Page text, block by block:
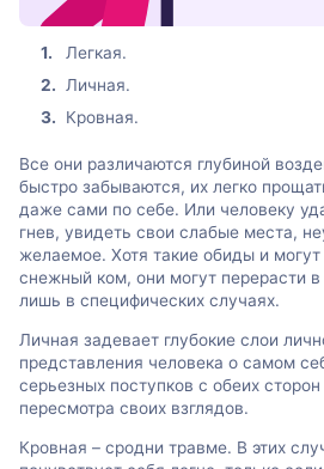
Легкая.
Личная.
Кровная.
Все они различаются глубиной
быстро забываются, их легко
даже сами по себе. Или человеку
гнев, увидеть свои слабые места,
желаемое. Хотя такие обиды и могут
снежный ком, они могут перерасти
лишь в специфических случаях.
Личная задевает глубокие слои
представления человека о самом
серьезных поступков с обеих
пересмотра своих взглядов.
Кровная – сродни травме. В этих